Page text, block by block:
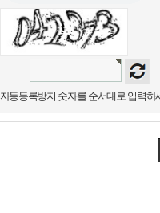
자동등록방지 숫자를 순서대로 입력하